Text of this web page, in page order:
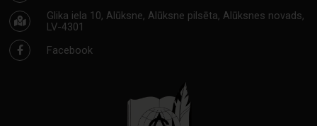
Glika iela 10, Alūksne, Alūksne pilsēta, Alūksnes novads,
LV-4301
Facebook